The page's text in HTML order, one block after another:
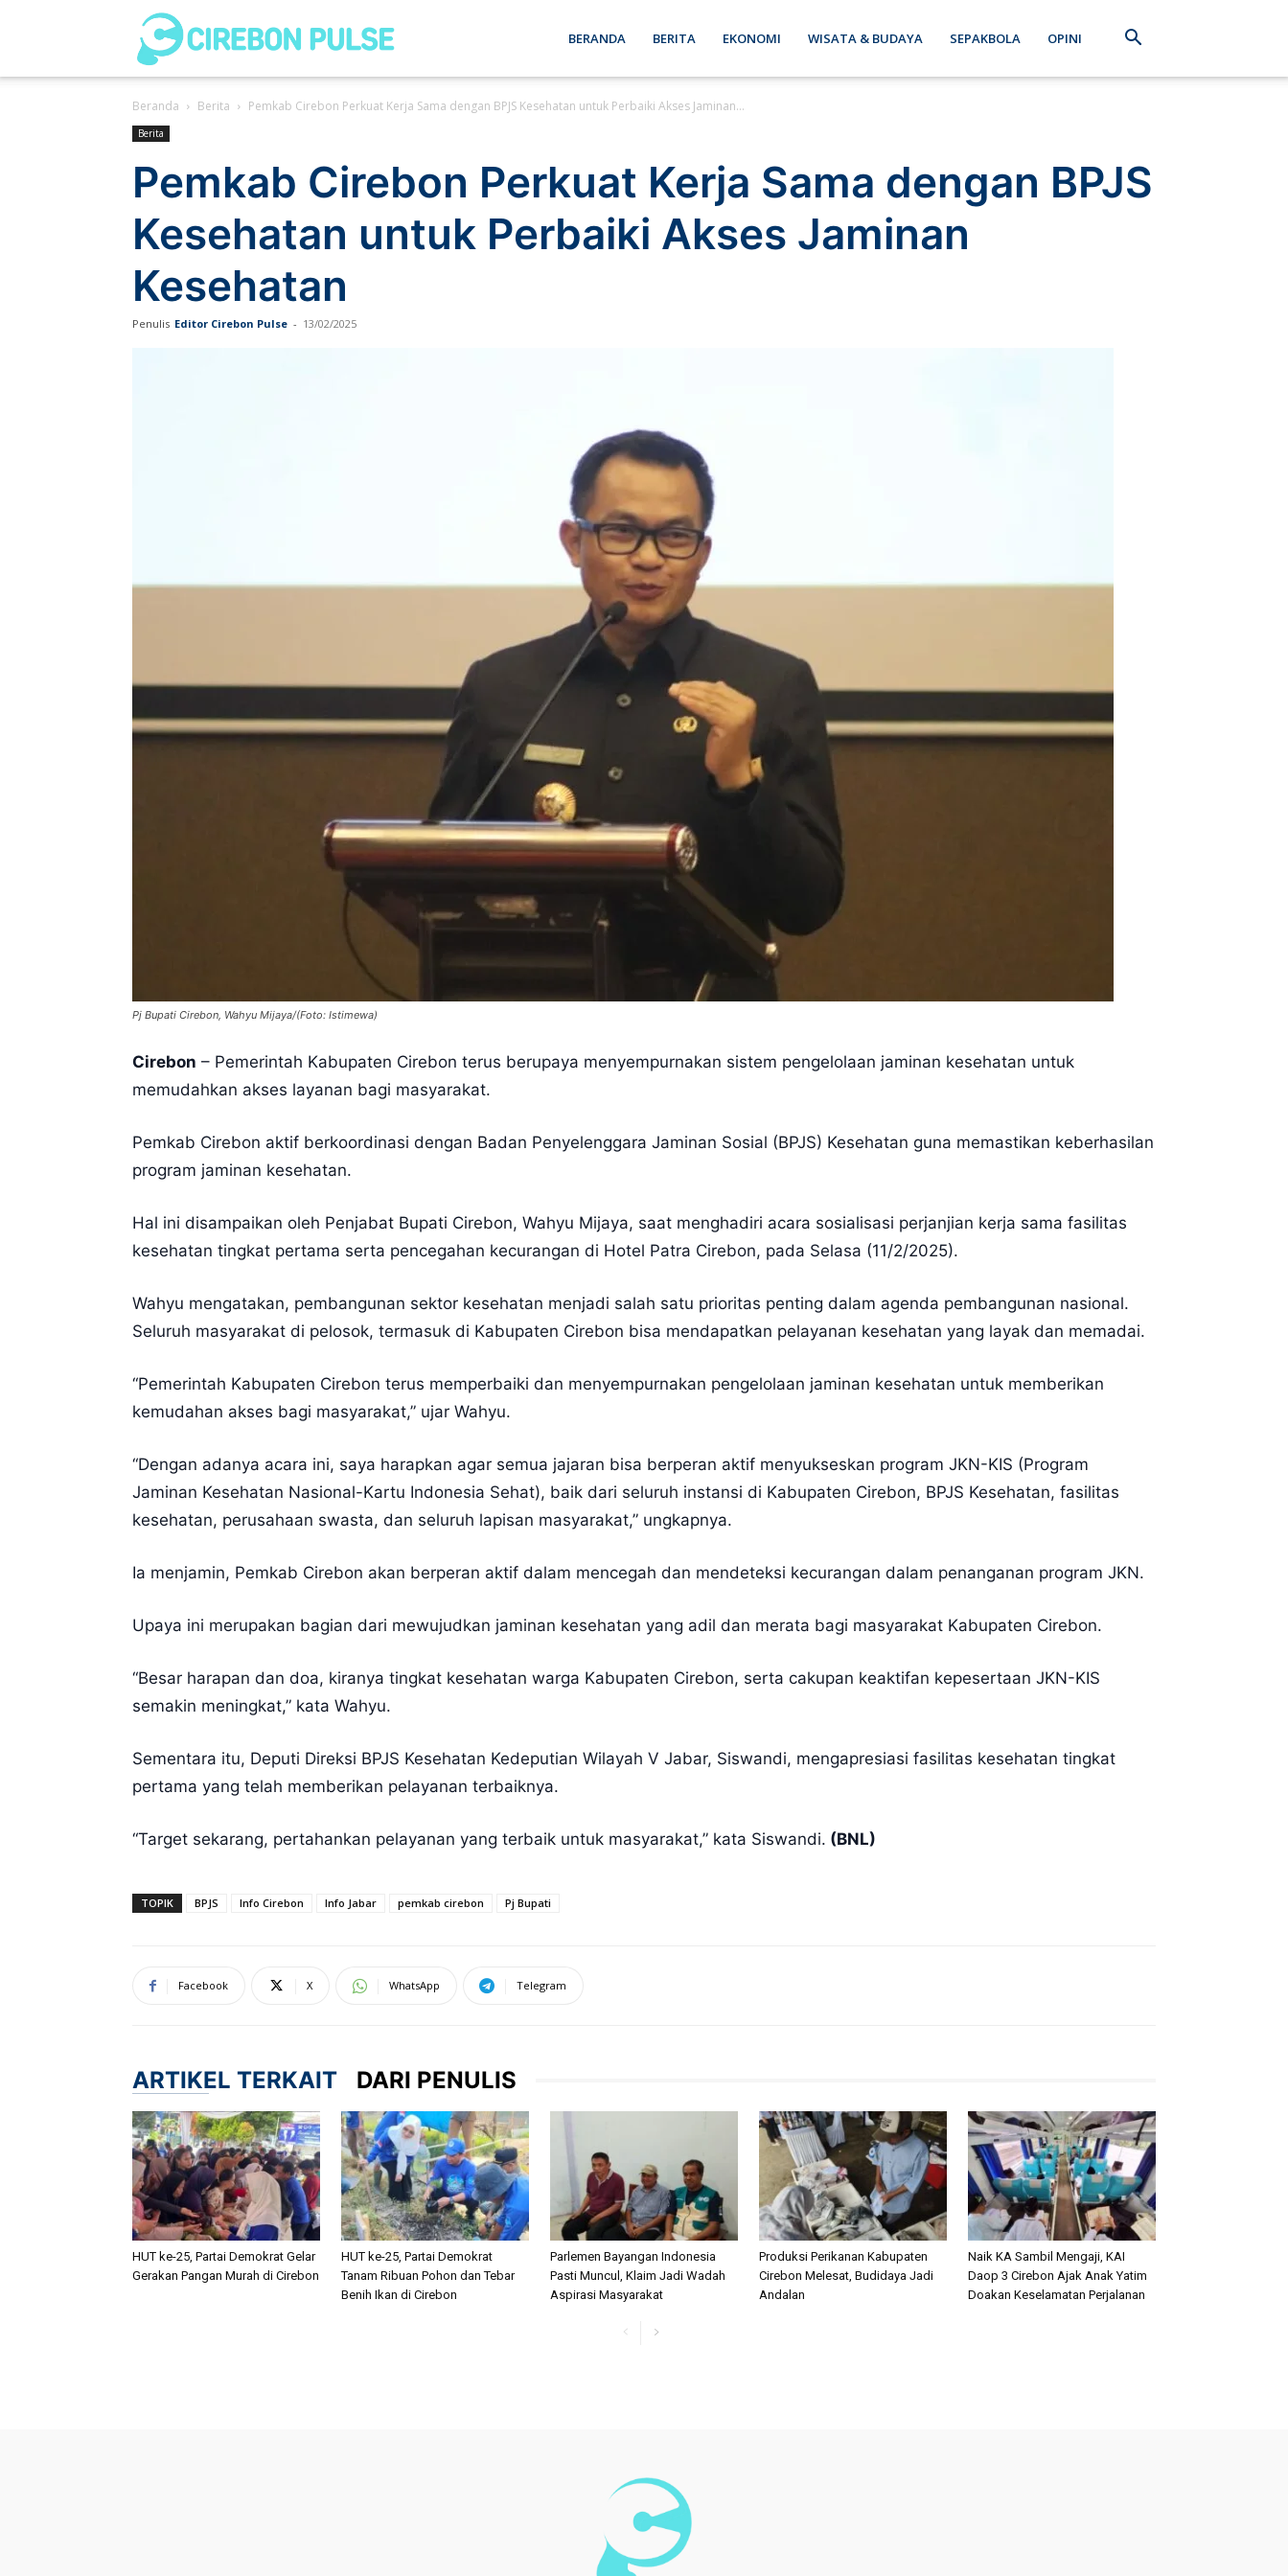
Pulse
BERANDA BERITA EKONOMI WISATA & BUDAYA SEPAKBOLA OPINI
Beranda Berita Pemkab Cirebon Perkuat Kerja Sama dengan BPJS Kesehatan untuk Perbaiki Akses Jaminan...
Berita
Pemkab Cirebon Perkuat Kerja Sama dengan BPJS
Kesehatan untuk Perbaiki Akses Jaminan
Kesehatan
Penulis Editor Cirebon Pulse - 13/02/2025
Pj Bupati Cirebon, Wahyu Mijaya/(Foto: Istimewa)
Cirebon – Pemerintah Kabupaten Cirebon terus berupaya menyempurnakan sistem pengelolaan jaminan kesehatan untuk
memudahkan akses layanan bagi masyarakat.
Pemkab Cirebon aktif berkoordinasi dengan Badan Penyelenggara Jaminan Sosial (BPJS) Kesehatan guna memastikan keberhasilan
program jaminan kesehatan.
Hal ini disampaikan oleh Penjabat Bupati Cirebon, Wahyu Mijaya, saat menghadiri acara sosialisasi perjanjian kerja sama fasilitas
kesehatan tingkat pertama serta pencegahan kecurangan di Hotel Patra Cirebon, pada Selasa (11/2/2025).
Wahyu mengatakan, pembangunan sektor kesehatan menjadi salah satu prioritas penting dalam agenda pembangunan nasional.
Seluruh masyarakat di pelosok, termasuk di Kabupaten Cirebon bisa mendapatkan pelayanan kesehatan yang layak dan memadai.
“Pemerintah Kabupaten Cirebon terus memperbaiki dan menyempurnakan pengelolaan jaminan kesehatan untuk memberikan
kemudahan akses bagi masyarakat,” ujar Wahyu.
“Dengan adanya acara ini, saya harapkan agar semua jajaran bisa berperan aktif menyukseskan program JKN-KIS (Program
Jaminan Kesehatan Nasional-Kartu Indonesia Sehat), baik dari seluruh instansi di Kabupaten Cirebon, BPJS Kesehatan, fasilitas
kesehatan, perusahaan swasta, dan seluruh lapisan masyarakat,” ungkapnya.
Ia menjamin, Pemkab Cirebon akan berperan aktif dalam mencegah dan mendeteksi kecurangan dalam penanganan program JKN.
Upaya ini merupakan bagian dari mewujudkan jaminan kesehatan yang adil dan merata bagi masyarakat Kabupaten Cirebon.
“Besar harapan dan doa, kiranya tingkat kesehatan warga Kabupaten Cirebon, serta cakupan keaktifan kepesertaan JKN-KIS
semakin meningkat,” kata Wahyu.
Sementara itu, Deputi Direksi BPJS Kesehatan Kedeputian Wilayah V Jabar, Siswandi, mengapresiasi fasilitas kesehatan tingkat
pertama yang telah memberikan pelayanan terbaiknya.
“Target sekarang, pertahankan pelayanan yang terbaik untuk masyarakat,” kata Siswandi. (BNL)
TOPIK BPJS Info Cirebon Info Jabar pemkab cirebon Pj Bupati
Facebook X WhatsApp Telegram
ARTIKEL TERKAIT DARI PENULIS
HUT ke-25, Partai Demokrat Gelar
Gerakan Pangan Murah di Cirebon
HUT ke-25, Partai Demokrat
Tanam Ribuan Pohon dan Tebar
Benih Ikan di Cirebon
Parlemen Bayangan Indonesia
Pasti Muncul, Klaim Jadi Wadah
Aspirasi Masyarakat
Produksi Perikanan Kabupaten
Cirebon Melesat, Budidaya Jadi
Andalan
Naik KA Sambil Mengaji, KAI
Daop 3 Cirebon Ajak Anak Yatim
Doakan Keselamatan Perjalanan